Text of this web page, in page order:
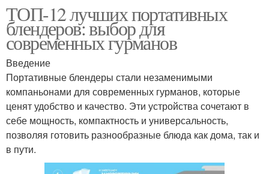
ТОП-12 лучших портативных
блендеров: выбор для
современных гурманов
Введение
Портативные блендеры стали незаменимыми
компаньонами для современных гурманов, которые
ценят удобство и качество. Эти устройства сочетают в
себе мощность, компактность и универсальность,
позволяя готовить разнообразные блюда как дома, так и
в пути.